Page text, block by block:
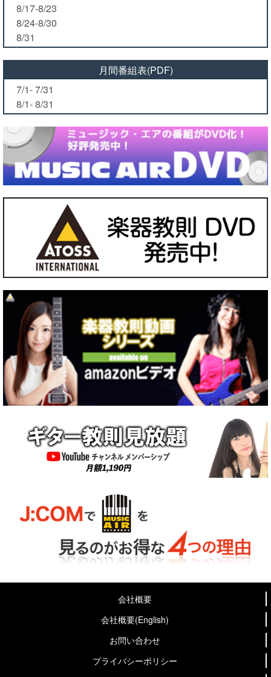
8/17-8/23
8/24-8/30
8/31
月間番組表(PDF)
7/1- 7/31
8/1- 8/31
会社概要
会社概要(English)
お問い合わせ
プライバシーポリシー